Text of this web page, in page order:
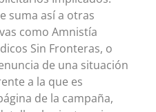
suma así a otras
como Amnistía
Sin Fronteras, o
de una situación
a la que es
de la campaña,